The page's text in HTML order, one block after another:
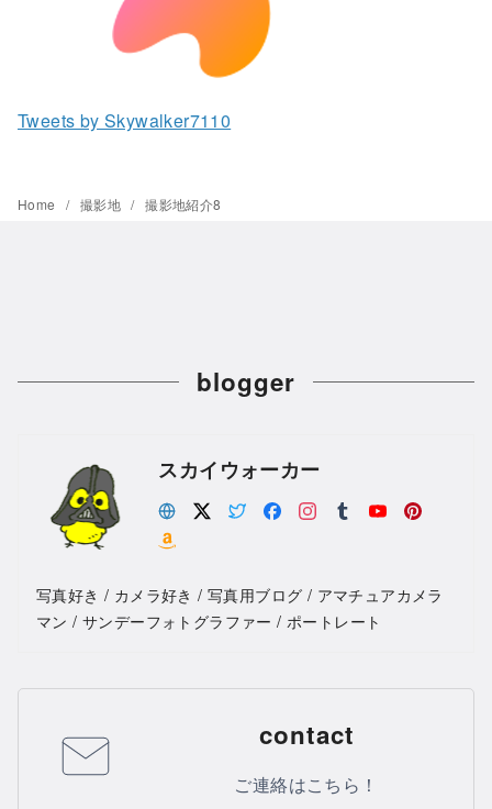
Tweets by Skywalker7110
Home 撮影地 撮影地紹介8
blogger
スカイウォーカー
写真好き / カメラ好き / 写真用ブログ / アマチュアカメラ
マン / サンデーフォトグラファー / ポートレート
contact
ご連絡はこちら！